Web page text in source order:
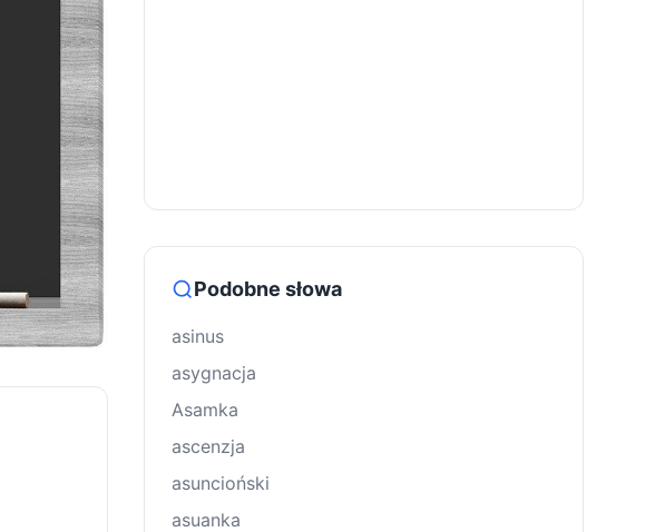
Podobne słowa
asinus
asygnacja
Asamka
ascenzja
asuncioński
asuanka